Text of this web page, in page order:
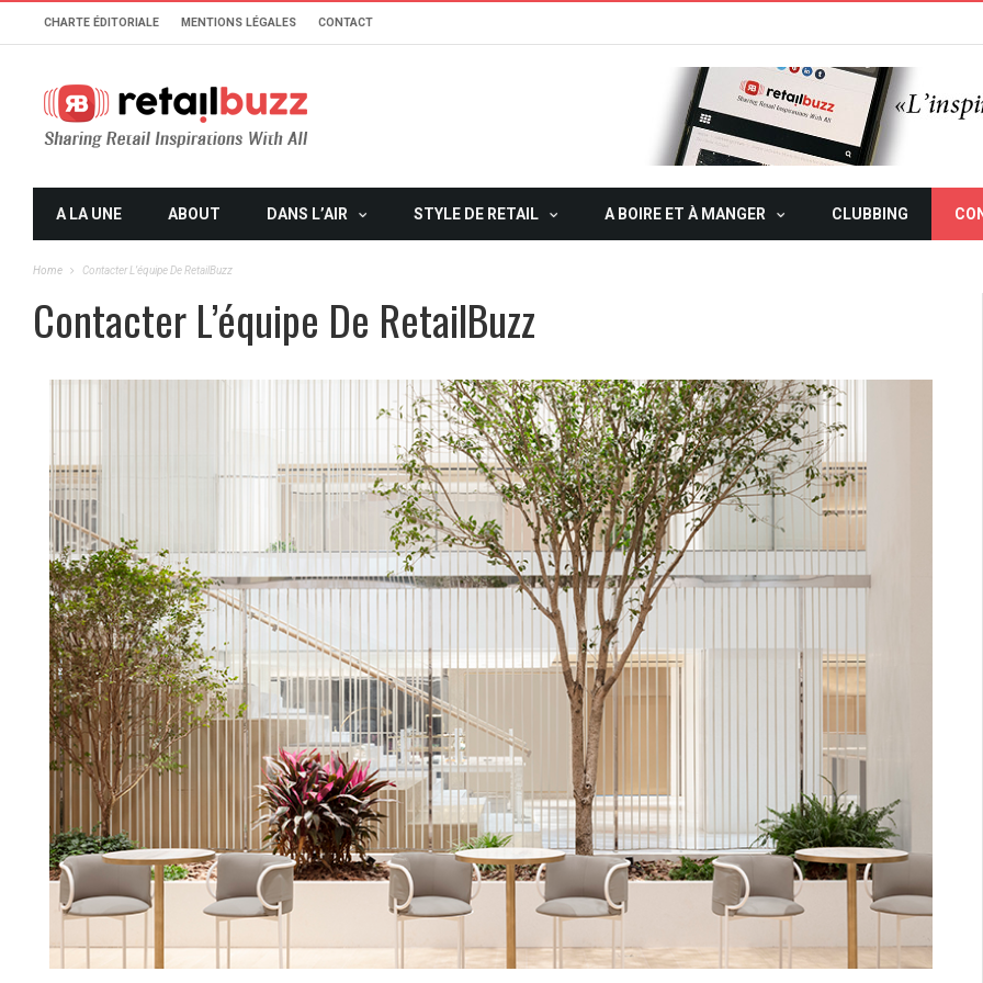
CHARTE ÉDITORIALE MENTIONS LÉGALES CONTACT
A LA UNE ABOUT DANS L’AIR STYLE DE RETAIL A BOIRE ET À MANGER CLUBBING
Home Contacter L’équipe De RetailBuzz
Contacter L’équipe De RetailBuzz